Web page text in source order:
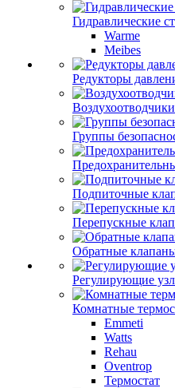
Гидравлические
Warme
Meibes
Редукторы
Воздухоотводчики
Группы
Подпиточные
Перепускные
Обратные
Регулирующие
Комнатные
Emmeti
Watts
Rehau
Oventrop
Термостат